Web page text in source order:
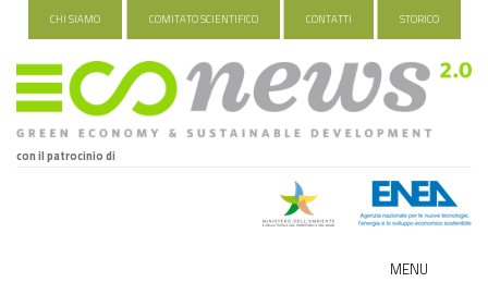
CHI SIAMO COMITATO SCIENTIFICO CONTATTI STORICO
con il patrocinio di
MENU